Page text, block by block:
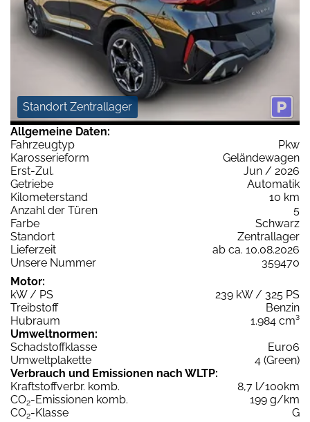
Standort Zentrallager
Allgemeine Daten:
Fahrzeugtyp
Pkw
Karosserieform
Geländewagen
Erst-Zul.
Jun / 2026
Getriebe
Automatik
Kilometerstand
10 km
Anzahl der Türen
5
Farbe
Schwarz
Standort
Zentrallager
Lieferzeit
ab ca. 10.08.2026
Unsere Nummer
359470
Motor:
kW / PS
239 kW / 325 PS
Treibstoff
Benzin
Hubraum
1.984 cm³
Umweltnormen:
Schadstoffklasse
Euro6
Umweltplakette
4 (Green)
Verbrauch und Emissionen nach WLTP:
Kraftstoffverbr. komb.
8,7 l/100km
CO2-Emissionen komb.
199 g/km
CO2-Klasse
G